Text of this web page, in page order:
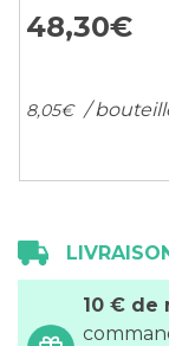
the
images
48,30€
8,05€ /
10 € de